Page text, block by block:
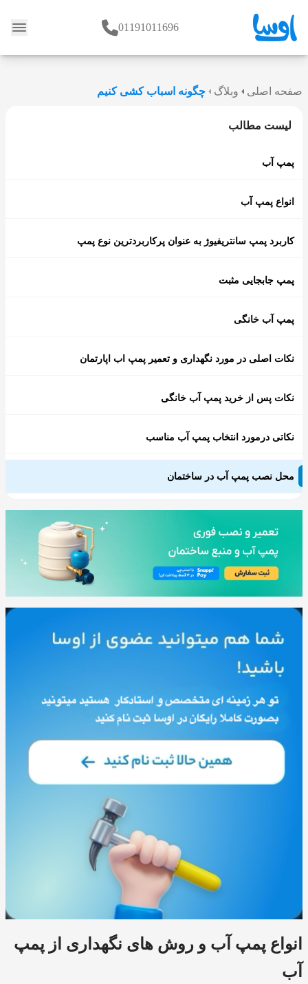
وبلاگ 01191011696
صفحه اصلی وبلاگ چگونه اسباب کشی کنیم
انواع پمپ آب و روش های نگهداری از پمپ
آب
لیست مطالب
پمپ آب
انواع پمپ آب
کاربرد پمپ سانتریفیوژ به عنوان پرکاربردترین نوع پمپ
پمپ جابجایی مثبت
پمپ آب خانگی
نكات اصلی در مورد نگهداری و تعمیر پمپ اب اپارتمان
نکات پس از خرید پمپ آب خانگی
نکاتی درمورد انتخاب پمپ آب مناسب
محل نصب پمپ آب در ساختمان